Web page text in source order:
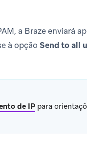
a Braze enviará
à opção Send to all
de IP para